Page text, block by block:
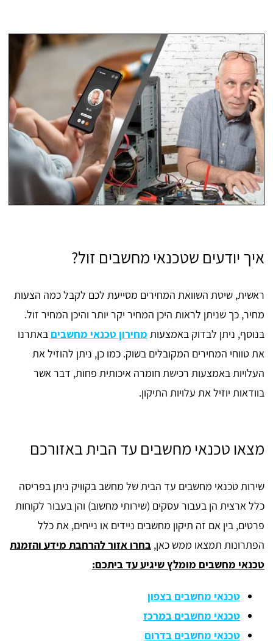
איך יודעים שטכנאי מחשבים זול?
ראשית, שיטת השוואת המחירים מסייעת לכם לקבל כמה הצעות
מחיר, כך שניתן לראות היכן המחיר יקר יותר והיכן המחיר זול.
בנוסף, ניתן לבדוק באמצעות מחירון טכנאי מחשבים באתרנו
את טווחי המחירים המקובלים בשוק. כמו כן, ניתן להוזיל את
העלויות באמצעות רכישת חומרה איכותית פחות, דבר אשר
בוודאות יוזיל את עלויות התיקון.
מצאו טכנאי מחשבים עד הבית באזורכם
שירות טכנאי מחשבים עד הבית של מחשב בקוויק ניתן בפריסה
כלל ארצית הן בעבור עסקים (שירותי מחשוב) והן בעבור לקוחות
פרטים, בין אם זה תיקון מחשבים ניידים או נייחים, את כלל
הפתרונות תמצאו ממש כאן, בחרו אזור להרחבת מידע והזמנת
טכנאי מחשבים מומלץ שיגיע עד ביתכם:
טכנאי מחשבים בצפון
טכנאי מחשבים במרכז
טכנאי מחשבים בדרום